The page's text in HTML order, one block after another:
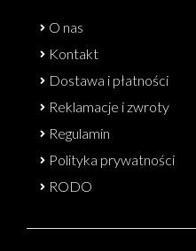
O nas
Kontakt
Dostawa i płatności
Reklamacje i zwroty
Regulamin
Polityka prywatności
RODO